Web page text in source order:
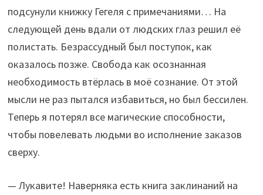
подсунули книжку Гегеля с примечаниями… На
следующей день вдали от людских глаз решил её
полистать. Безрассудный был поступок, как
оказалось позже. Свобода как осознанная
необходимость втёрлась в моё сознание. От этой
мысли не раз пытался избавиться, но был бессилен.
Теперь я потерял все магические способности,
чтобы повелевать людьми во исполнение заказов
сверху.
— Лукавите! Наверняка есть книга заклинаний на